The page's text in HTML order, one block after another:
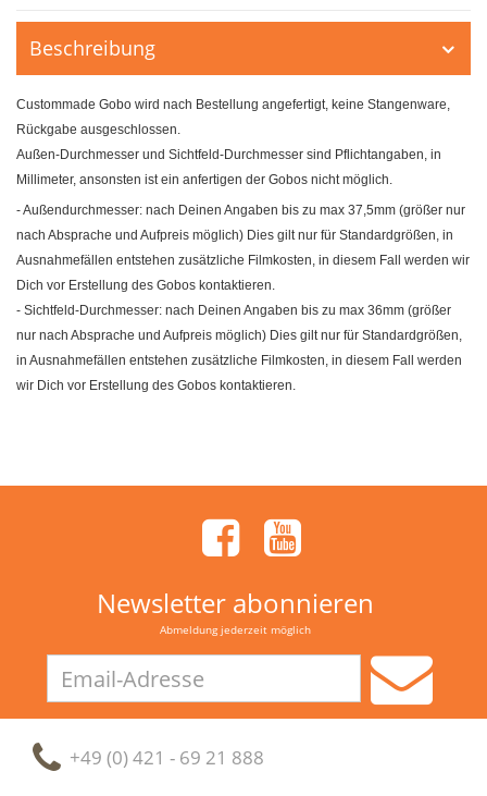
Beschreibung
Custommade Gobo wird nach Bestellung angefertigt, keine Stangenware,
Rückgabe ausgeschlossen.
Außen-Durchmesser und Sichtfeld-Durchmesser sind Pflichtangaben, in
Millimeter, ansonsten ist ein anfertigen der Gobos nicht möglich.
- Außendurchmesser: nach Deinen Angaben bis zu max 37,5mm (größer nur
nach Absprache und Aufpreis möglich) Dies gilt nur für Standardgrößen, in
Ausnahmefällen entstehen zusätzliche Filmkosten, in diesem Fall werden wir
Dich vor Erstellung des Gobos kontaktieren.
- Sichtfeld-Durchmesser: nach Deinen Angaben bis zu max 36mm (größer
nur nach Absprache und Aufpreis möglich) Dies gilt nur für Standardgrößen,
in Ausnahmefällen entstehen zusätzliche Filmkosten, in diesem Fall werden
wir Dich vor Erstellung des Gobos kontaktieren.
Newsletter abonnieren
Abmeldung jederzeit möglich
Adresse
+49 (0) 421 - 69 21 888